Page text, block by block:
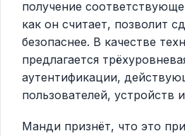
получение
как он считает, позволит
безопаснее. В качестве
предлагается
аутентификации,
пользователей, устройств
Манди признёт, что это